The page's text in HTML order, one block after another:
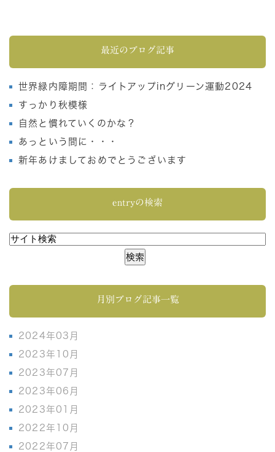
最近のブログ記事
世界緑内障期間：ライトアップinグリーン運動2024
すっかり秋模様
自然と慣れていくのかな？
あっという間に・・・
新年あけましておめでとうございます
entryの検索
月別ブログ記事一覧
2024年03月
2023年10月
2023年07月
2023年06月
2023年01月
2022年10月
2022年07月